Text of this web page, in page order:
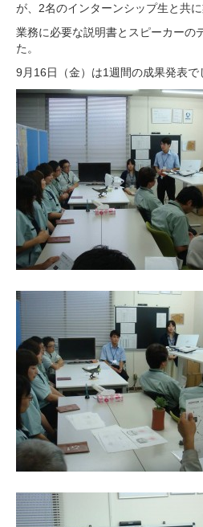
が、2名のインターンシップ生と共に
業務に必要な説明書とスピーカーの
た。
9月16日（金）は1週間の成果発表で